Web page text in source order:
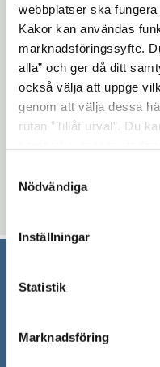
webbplatser ska
Kakor kan användas
marknadsföringssyfte.
alla” och ger då ditt
också välja att uppge
genom att välja dessa
rutan ”Tillåt urval”. Du
"Visa detaljer" kan du
hur vi och våra
Nödvändiga
Inställningar
Statistik
Marknadsföring
Vattenkvaliteten är
Vällingen och
vatten från
pollennedbrytning
även för djur, att
Ulrica Olsson, tf
Södertälje
Besöksadress: